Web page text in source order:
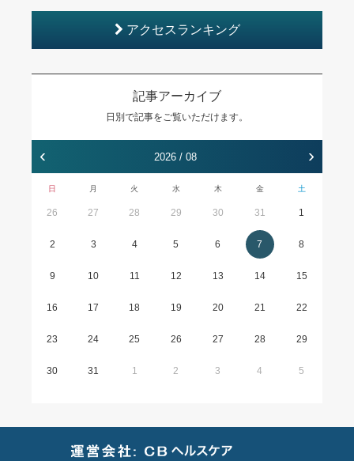
アクセスランキング
記事アーカイブ
日別で記事をご覧いただけます。
‹ 2026 / 08 ›
日 月 火 水 木 金 土
26 27 28 29 30 31 1
2 3 4 5 6 7 8
9 10 11 12 13 14 15
16 17 18 19 20 21 22
23 24 25 26 27 28 29
30 31 1 2 3 4 5